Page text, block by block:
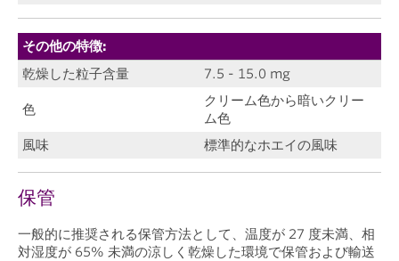
その他の特徴:
乾燥した粒子含量
7.5 - 15.0 mg
色
クリーム色から暗いクリー
ム色
風味
標準的なホエイの風味
保管
一般的に推奨される保管方法として、温度が 27 度未満、相
対湿度が 65% 未満の涼しく乾燥した環境で保管および輸送